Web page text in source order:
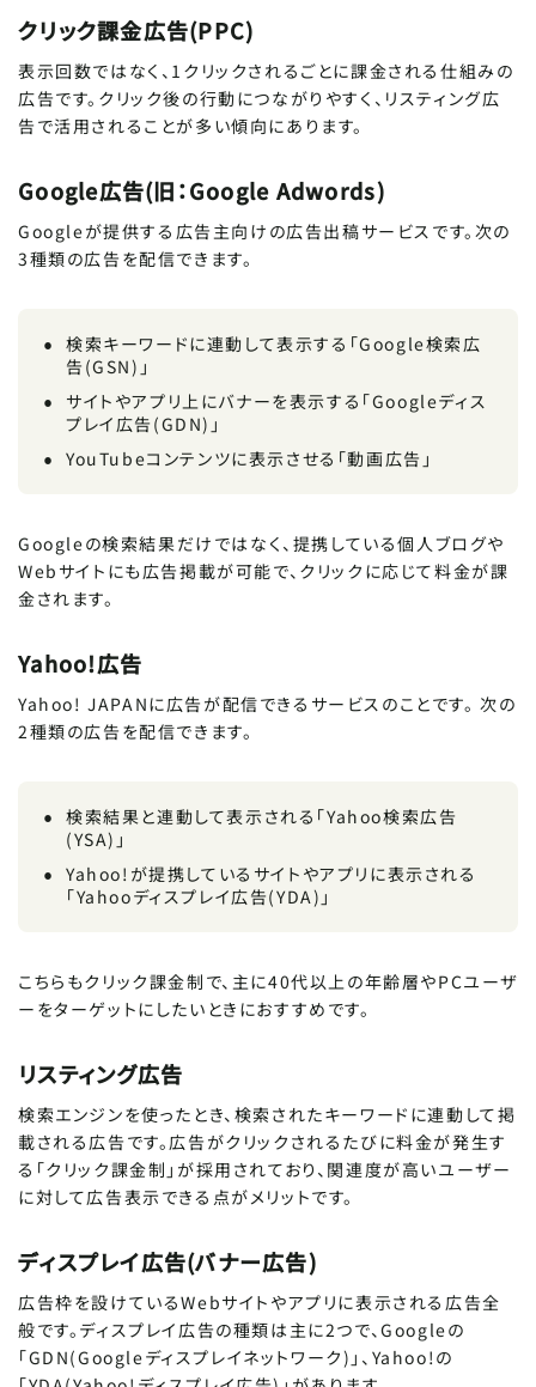
クリック課金広告(PPC)
表示回数ではなく、1クリックされるごとに課金される仕組みの
広告です。クリック後の行動につながりやすく、リスティング広
告で活用されることが多い傾向にあります。
Google広告(旧：Google Adwords)
Googleが提供する広告主向けの広告出稿サービスです。次の
3種類の広告を配信できます。
検索キーワードに連動して表示する「Google検索広
告(GSN)」
サイトやアプリ上にバナーを表示する「Googleディス
プレイ広告(GDN)」
YouTubeコンテンツに表示させる「動画広告」
Googleの検索結果だけではなく、提携している個人ブログや
Webサイトにも広告掲載が可能で、クリックに応じて料金が課
金されます。
Yahoo!広告
Yahoo! JAPANに広告が配信できるサービスのことです。 次の
2種類の広告を配信できます。
検索結果と連動して表示される「Yahoo検索広告
(YSA)」
Yahoo!が提携しているサイトやアプリに表示される
「Yahooディスプレイ広告(YDA)」
こちらもクリック課金制で、主に40代以上の年齢層やPCユーザ
ーをターゲットにしたいときにおすすめです。
リスティング広告
検索エンジンを使ったとき、検索されたキーワードに連動して掲
載される広告です。広告がクリックされるたびに料金が発生す
る「クリック課金制」が採用されており、関連度が高いユーザー
に対して広告表示できる点がメリットです。
ディスプレイ広告(バナー広告)
広告枠を設けているWebサイトやアプリに表示される広告全
般です。ディスプレイ広告の種類は主に2つで、Googleの
「GDN(Googleディスプレイネットワーク)」、Yahoo!の
SHARE ARTICLE 記事をシェア